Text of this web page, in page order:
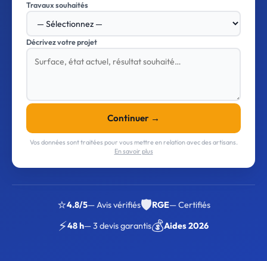
Travaux souhaités
Décrivez votre projet
Continuer →
Vos données sont traitées pour vous mettre en relation avec des artisans.
En savoir plus
⭐4.8/5— Avis vérifiés🛡️RGE— Certifiés
⚡48 h— 3 devis garantis💰Aides 2026